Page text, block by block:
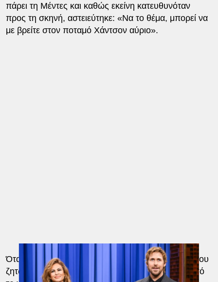
πάρει τη Μέντες και καθώς εκείνη κατευθυνόταν
προς τη σκηνή, αστειεύτηκε: «Να το θέμα, μπορεί να
με βρείτε στον ποταμό Χάντσον αύριο».
Όταν η Μέντες βγήκε έξω μπροστά σε ένα κοινό που
ζητωκραύγαζε, ο Γκόσλινγκ πήγε να την πιάσει από